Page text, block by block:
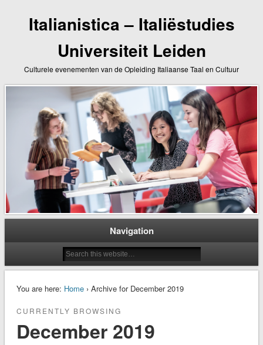
Italianistica – Italiëstudies
Universiteit Leiden
Culturele evenementen van de Opleiding Italiaanse Taal en Cultuur
Navigation
You are here: Home› Archive for December 2019
CURRENTLY BROWSING
December 2019